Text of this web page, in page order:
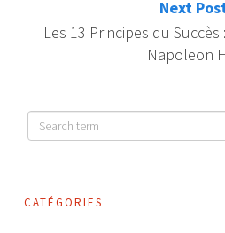
Next
Les 13 Principes du
Napoleon
CATÉGORIES